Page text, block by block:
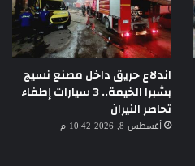
اندلاع حريق داخل مصنع نسيج
بشبرا الخيمة.. 3 سيارات إطفاء
تحاصر النيران
أغسطس 8, 2026 10:42 م